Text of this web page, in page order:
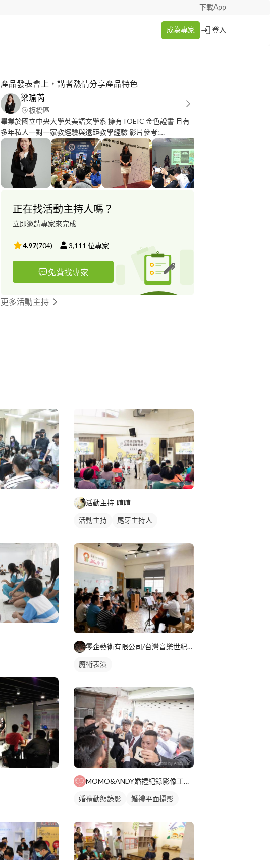
下載App
成為專家 登入
產品發表會上，講者熱情分享產品特色
梁瑜芮
板橋區
畢業於國立中央大學英美語文學系 擁有TOEIC 金色證書 且有
多年私人一對一家教經驗與遠距教學經驗 影片參考:
https://youtu.be/k1uCiz6oR9w
正在找活動主持人嗎？
立即邀請專家來完成
4.97(704) 3,111 位專家
免費找專家
更多活動主持
活動主持-暄暄
活動主持 尾牙主持人
零企藝術有限公司/台灣音樂世紀樂團
魔術表演
MOMO&ANDY婚禮紀錄影像工作室
婚禮動態錄影 婚禮平面攝影